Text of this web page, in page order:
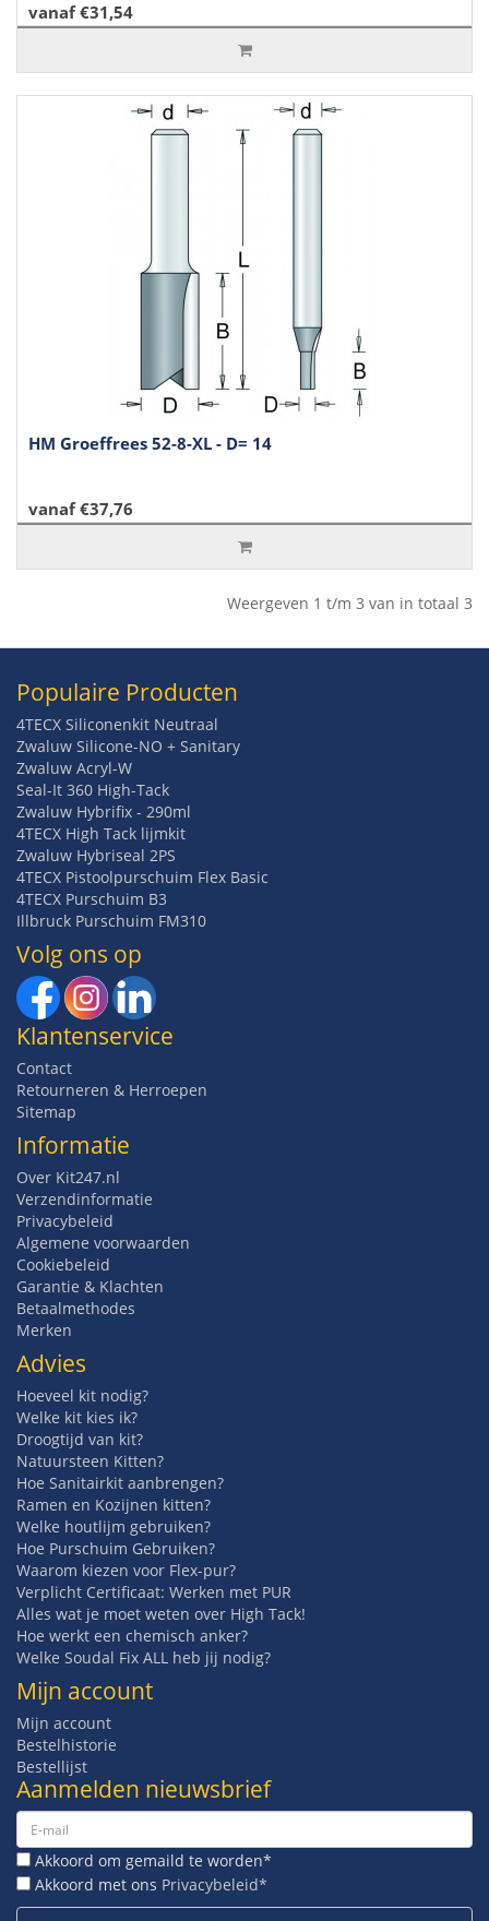
vanaf €31,54
HM Groeffrees 52-8-XL - D= 14
vanaf €37,76
Weergeven 1 t/m 3 van in totaal 3
Populaire Producten
4TECX Siliconenkit Neutraal
Zwaluw Silicone-NO + Sanitary
Zwaluw Acryl-W
Seal-It 360 High-Tack
Zwaluw Hybrifix - 290ml
4TECX High Tack lijmkit
Zwaluw Hybriseal 2PS
4TECX Pistoolpurschuim Flex Basic
4TECX Purschuim B3
Illbruck Purschuim FM310
Volg ons op
Klantenservice
Contact
Retourneren & Herroepen
Sitemap
Informatie
Over Kit247.nl
Verzendinformatie
Privacybeleid
Algemene voorwaarden
Cookiebeleid
Garantie & Klachten
Betaalmethodes
Merken
Advies
Hoeveel kit nodig?
Welke kit kies ik?
Droogtijd van kit?
Natuursteen Kitten?
Hoe Sanitairkit aanbrengen?
Ramen en Kozijnen kitten?
Welke houtlijm gebruiken?
Hoe Purschuim Gebruiken?
Waarom kiezen voor Flex-pur?
Verplicht Certificaat: Werken met PUR
Alles wat je moet weten over High Tack!
Hoe werkt een chemisch anker?
Welke Soudal Fix ALL heb jij nodig?
Mijn account
Mijn account
Bestelhistorie
Bestellijst
Aanmelden nieuwsbrief
Akkoord om gemaild te worden*
Akkoord met ons Privacybeleid*